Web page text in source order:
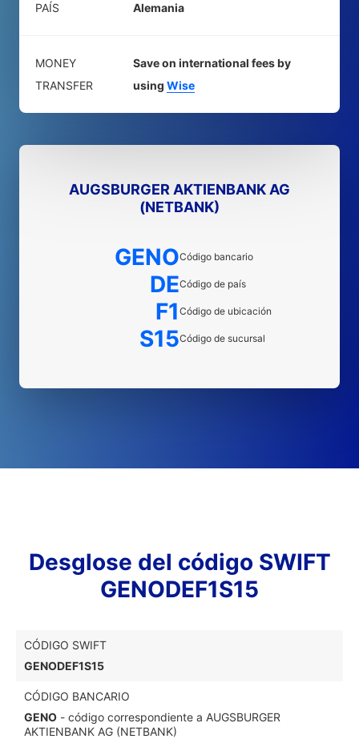
PAÍS Alemania
MONEY
TRANSFER
Save on international fees by
using Wise
AUGSBURGER AKTIENBANK AG
(NETBANK)
GENOCódigo bancario
DECódigo de país
F1 Código de ubicación
S15Código de sucursal
Desglose del código SWIFT
GENODEF1S15
CÓDIGO SWIFT
GENODEF1S15
CÓDIGO BANCARIO
GENO - código correspondiente a AUGSBURGER
AKTIENBANK AG (NETBANK)